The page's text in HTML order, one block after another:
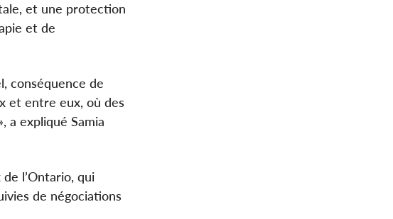
et une protection
et de
conséquence de
et entre eux, où des
a expliqué Samia
l’Ontario, qui
de négociations